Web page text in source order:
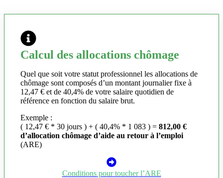
Calcul des allocations chômage
Quel que soit votre statut professionnel les allocations de
chômage sont composés d’un montant journalier fixe à
12,47 € et de 40,4% de votre salaire quotidien de
référence en fonction du salaire brut.
Exemple :
( 12,47 € * 30 jours ) + ( 40,4% * 1 083 ) = 812,00 €
d’allocation chômage d’aide au retour à l’emploi
(ARE)
Conditions pour toucher l’ARE